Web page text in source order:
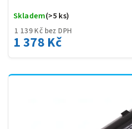
1 139 Kč bez DPH
1 378 Kč
Skladem(>5 ks)